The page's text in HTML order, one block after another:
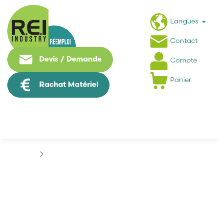
Devis / Demande
Rachat Matériel
Langues
Contact
Compte
Panier